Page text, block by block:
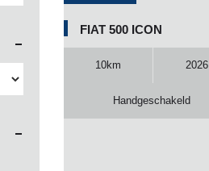
FIAT 500 ICON
10km 2026
Handgeschakeld